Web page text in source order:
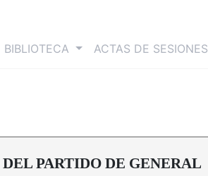
BIBLIOTECA ACTAS DE SESIONES
PARTIDO DE GENERAL